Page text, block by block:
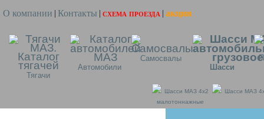
О компании Контакты схема проезда акции
Тягачи
Автомобили
Самосвалы
Шасси
Шасси МАЗ 4x2
малотоннажные
Шасси МАЗ